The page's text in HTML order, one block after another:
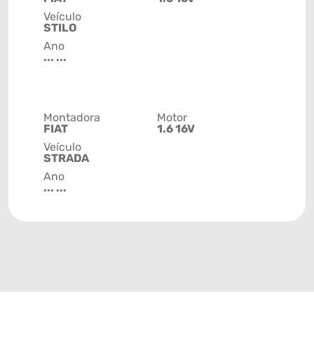
Veículo
STILO
Ano
... ...
Montadora
FIAT
Veículo
STRADA
Ano
... ...
Motor
1.6 16V